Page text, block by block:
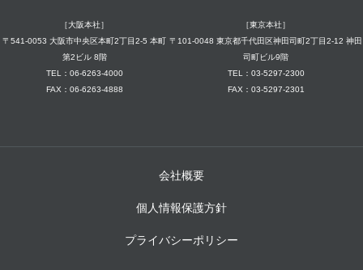
［大阪本社］
〒541-0053 大阪市中央区本町2丁目2-5 本町
第2ビル 8階
TEL：06-6263-4000
FAX：06-6263-4888
［東京本社］
〒101-0048 東京都千代田区神田司町2丁目2-12 神田
司町ビル9階
TEL：03-5297-2300
FAX：03-5297-2301
会社概要
個人情報保護方針
プライバシーポリシー